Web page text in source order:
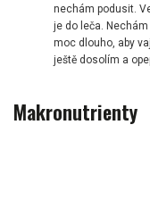
nechám podusit.
je do leča.
moc dlouho, aby
ještě dosolím a
Makronutrienty